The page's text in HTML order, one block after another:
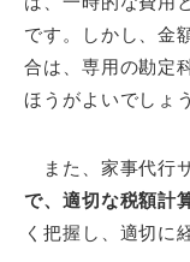
です。しかし、金
合は、専用の勘定
ほうがよいでしょ
また、家事代行
で、適切な税額計
く把握し、適切に